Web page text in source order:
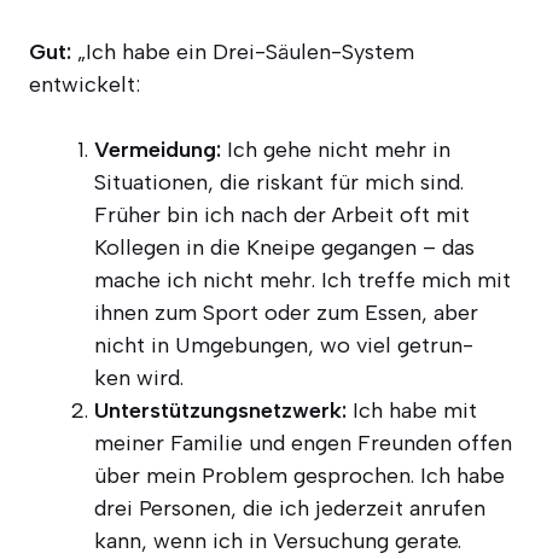
Gut: „Ich habe ein Drei-Säu­len-Sys­tem
entwickelt:
Ver­mei­dung: Ich gehe nicht mehr in
Situa­tio­nen, die ris­kant für mich sind.
Frü­her bin ich nach der Arbeit oft mit
Kol­le­gen in die Knei­pe gegan­gen – das
mache ich nicht mehr. Ich tref­fe mich mit
ihnen zum Sport oder zum Essen, aber
nicht in Umge­bun­gen, wo viel getrun­
ken wird.
Unter­stüt­zungs­netz­werk: Ich habe mit
mei­ner Fami­lie und engen Freun­den offen
über mein Pro­blem gespro­chen. Ich habe
drei Per­so­nen, die ich jeder­zeit anru­fen
kann, wenn ich in Ver­su­chung gerate.